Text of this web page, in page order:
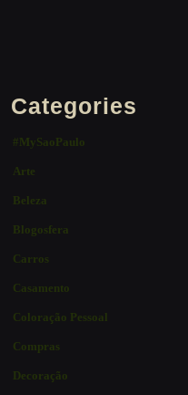
Categories
#MySaoPaulo
Arte
Beleza
Blogosfera
Carros
Casamento
Coloração Pessoal
Compras
Decoração